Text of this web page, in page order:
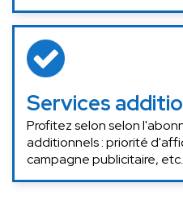
Services
Profitez selon selon
additionnels : priorité
campagne publicitaire, etc.